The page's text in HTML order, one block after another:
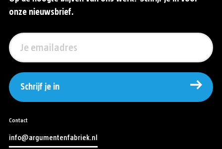
onze nieuwsbrief.
Schrijf je in
Contact
info@argumentenfabriek.nl